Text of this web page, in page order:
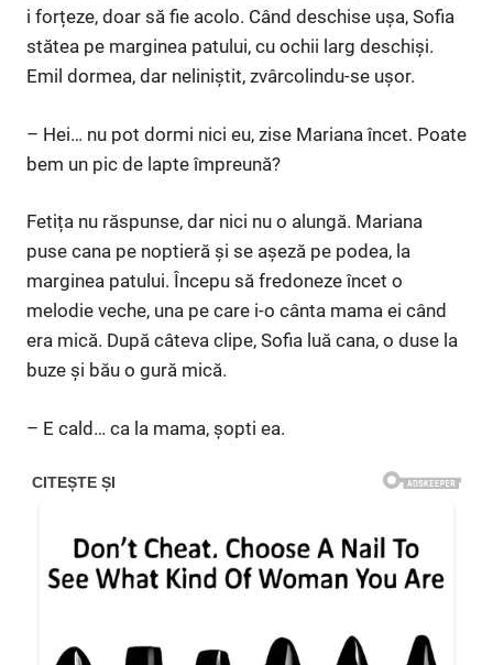
i forțeze, doar să fie acolo. Când deschise ușa, Sofia
stătea pe marginea patului, cu ochii larg deschiși.
Emil dormea, dar neliniștit, zvârcolindu-se ușor.
– Hei… nu pot dormi nici eu, zise Mariana încet. Poate
bem un pic de lapte împreună?
Fetița nu răspunse, dar nici nu o alungă. Mariana
puse cana pe noptieră și se așeză pe podea, la
marginea patului. Începu să fredoneze încet o
melodie veche, una pe care i-o cânta mama ei când
era mică. După câteva clipe, Sofia luă cana, o duse la
buze și bău o gură mică.
– E cald… ca la mama, șopti ea.